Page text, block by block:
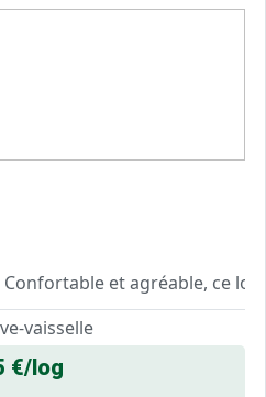
Confortable et agréable, ce
vaisselle
€/log